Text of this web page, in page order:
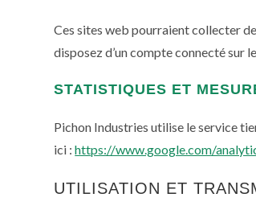
Ces sites web pourraient collecter
disposez d’un compte connecté sur
STATISTIQUES ET
Pichon Industries utilise le service
ici :https://www.google.com/
UTILISATION ET